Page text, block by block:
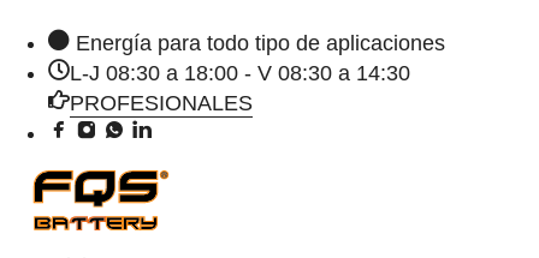
Energía para todo tipo de aplicaciones
L-J 08:30 a 18:00 - V 08:30 a 14:30
PROFESIONALES